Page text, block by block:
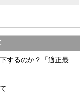
するのか？「適正最